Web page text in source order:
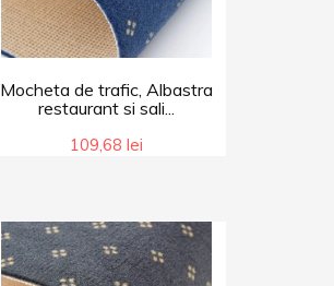
Mocheta de trafic, Albastra
restaurant si sali...
109,68 lei